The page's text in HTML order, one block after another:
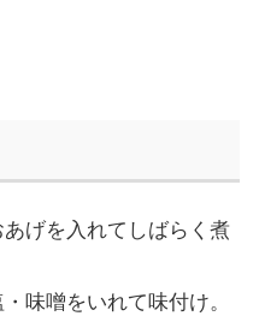
げを入れてしばらく煮
味噌をいれて味付け。